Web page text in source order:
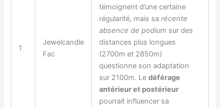
1
Jewelcandle
Fac
témoignent d’une certaine
régularité, mais sarécente
absence de podium sur des
distances plus longues
(2700m et 2850m)
questionne son adaptation
sur 2100m. Ledéférage
antérieur et postérieur
pourrait influencer sa